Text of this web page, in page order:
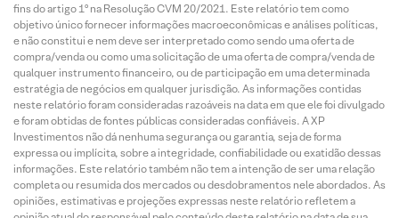
fins do artigo 1º na Resolução CVM 20/2021. Este relatório tem como
objetivo único fornecer informações macroeconômicas e análises políticas,
e não constitui e nem deve ser interpretado como sendo uma oferta de
compra/venda ou como uma solicitação de uma oferta de compra/venda de
qualquer instrumento financeiro, ou de participação em uma determinada
estratégia de negócios em qualquer jurisdição. As informações contidas
neste relatório foram consideradas razoáveis na data em que ele foi divulgado
e foram obtidas de fontes públicas consideradas confiáveis. A XP
Investimentos não dá nenhuma segurança ou garantia, seja de forma
expressa ou implícita, sobre a integridade, confiabilidade ou exatidão dessas
informações. Este relatório também não tem a intenção de ser uma relação
completa ou resumida dos mercados ou desdobramentos nele abordados. As
opiniões, estimativas e projeções expressas neste relatório refletem a